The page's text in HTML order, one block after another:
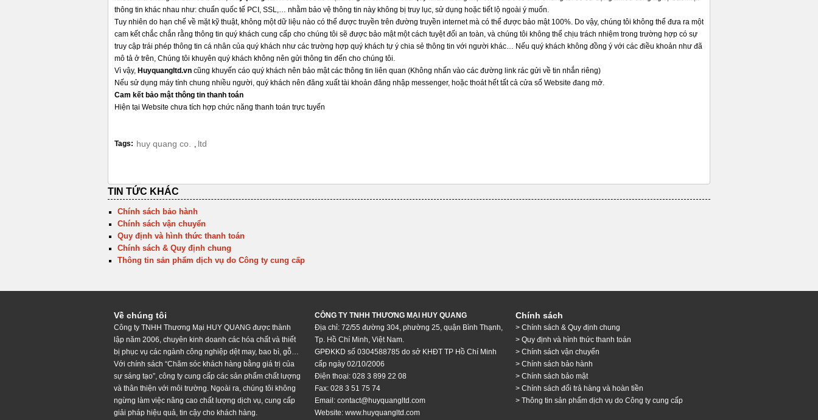
thông tin khác nhau như: chuẩn quốc tế PCI, SSL,… nhằm bảo vệ thông tin này không bị truy lục, sử dụng hoặc tiết lộ ngoài ý muốn.
Tuy nhiên do hạn chế về mặt kỹ thuật, không một dữ liệu nào có thể được truyền trên đường truyền internet mà có thể được bảo mật 100%. Do vậy, chúng tôi không thể đưa ra một
cam kết chắc chắn rằng thông tin quý khách cung cấp cho chúng tôi sẽ được bảo mật một cách tuyệt đối an toàn, và chúng tôi không thể chịu trách nhiệm trong trường hợp có sự
truy cập trái phép thông tin cá nhân của quý khách như các trường hợp quý khách tự ý chia sẻ thông tin với người khác… Nếu quý khách không đồng ý với các điều khoản như đã
mô tả ở trên, Chúng tôi khuyên quý khách không nên gửi thông tin đến cho chúng tôi.
Vì vậy, Huyquangltd.vn cũng khuyến cáo quý khách nên bảo mật các thông tin liên quan (Không nhấn vào các đường link rác gửi về tin nhắn riêng)
Nếu sử dụng máy tính chung nhiều người, quý khách nên đăng xuất tài khoản đăng nhập messenger, hoặc thoát hết tất cả cửa sổ Website đang mở.
Cam kết bảo mật thông tin thanh toán
Hiện tại Website chưa tích hợp chức năng thanh toán trực tuyến
Tags: huy quang co. , ltd
TIN TỨC KHÁC
Chính sách bảo hành
Chính sách vận chuyển
Quy định và hình thức thanh toán
Chính sách & Quy định chung
Thông tin sản phẩm dịch vụ do Công ty cung cấp
Về chúng tôi
Công ty TNHH Thương Mại HUY QUANG được thành
lập năm 2006, chuyên kinh doanh các hóa chất và thiết
bị phục vụ các ngành công nghiệp dệt may, bao bì, gỗ…
Với chính sách “Chăm sóc khách hàng bằng giá trị của
sự sáng tạo”, công ty cung cấp các sản phẩm chất lượng
và thân thiện với môi trường. Ngoài ra, chúng tôi không
ngừng làm việc nâng cao chất lượng dịch vụ, cung cấp
giải pháp hiệu quả, tin cậy cho khách hàng.
CÔNG TY TNHH THƯƠNG MẠI HUY QUANG
Địa chỉ: 72/55 đường 304, phường 25, quận Bình Thạnh,
Tp. Hồ Chí Minh, Việt Nam.
GPĐKKD số 0304588785 do sở KHĐT TP Hồ Chí Minh
cấp ngày 02/10/2006
Điện thoại: 028 3 899 22 08
Fax: 028 3 51 75 74
Email: contact@huyquangltd.com
Website: www.huyquangltd.com
Chính sách
> Chính sách & Quy định chung
> Quy định và hình thức thanh toán
> Chính sách vận chuyển
> Chính sách bảo hành
> Chính sách bảo mật
> Chính sách đổi trả hàng và hoàn tiền
> Thông tin sản phẩm dịch vụ do Công ty cung cấp